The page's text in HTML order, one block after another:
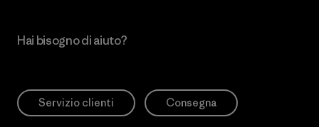
Hai bisogno di aiuto?
Servizio clienti Consegna